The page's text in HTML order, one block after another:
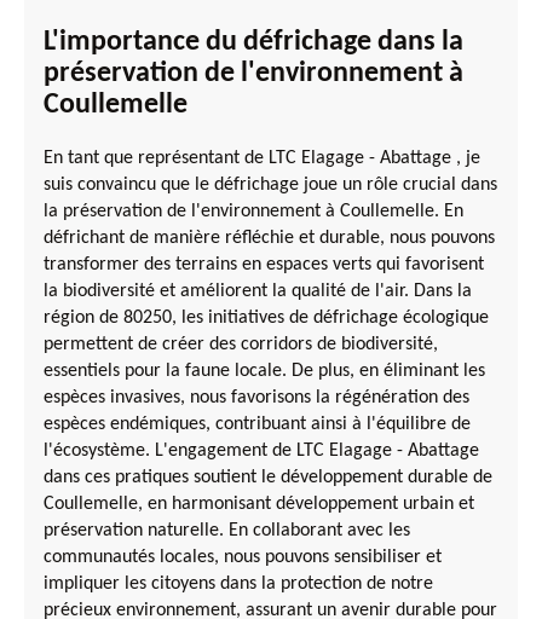
L'importance du défrichage dans la
préservation de l'environnement à
Coullemelle
En tant que représentant de LTC Elagage - Abattage , je
suis convaincu que le défrichage joue un rôle crucial dans
la préservation de l'environnement à Coullemelle. En
défrichant de manière réfléchie et durable, nous pouvons
transformer des terrains en espaces verts qui favorisent
la biodiversité et améliorent la qualité de l'air. Dans la
région de 80250, les initiatives de défrichage écologique
permettent de créer des corridors de biodiversité,
essentiels pour la faune locale. De plus, en éliminant les
espèces invasives, nous favorisons la régénération des
espèces endémiques, contribuant ainsi à l'équilibre de
l'écosystème. L'engagement de LTC Elagage - Abattage
dans ces pratiques soutient le développement durable de
Coullemelle, en harmonisant développement urbain et
préservation naturelle. En collaborant avec les
communautés locales, nous pouvons sensibiliser et
impliquer les citoyens dans la protection de notre
précieux environnement, assurant un avenir durable pour